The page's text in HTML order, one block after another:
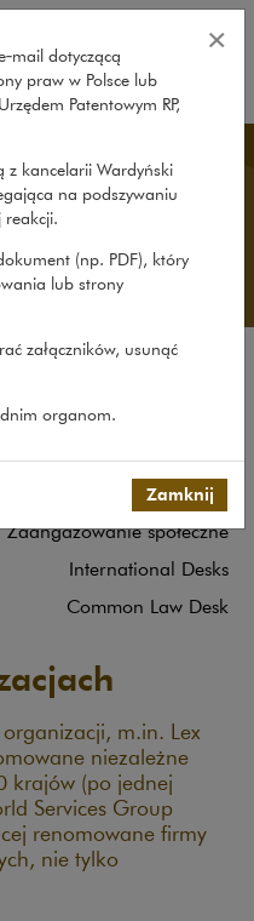
–
Rekomendacje
Co nowego
Udział w organizacjach
Zaangażowanie społeczne
International Desks
Common Law Desk
organizacji, m.in. Lex
niezależne
krajów (po jednej
Services Group
renomowane firmy
nie tylko
dotyczącą
praw w Polsce lub
Patentowym RP,
z kancelarii Wardyński
na podszywaniu
reakcji.
(np. PDF), który
lub strony
załączników, usunąć
organom.
×
Zamknij